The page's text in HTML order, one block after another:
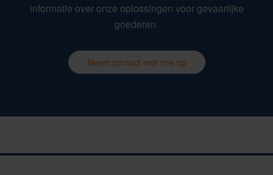
informatie over onze oplossingen voor gevaarlijke
goederen.
Neem contact met ons op